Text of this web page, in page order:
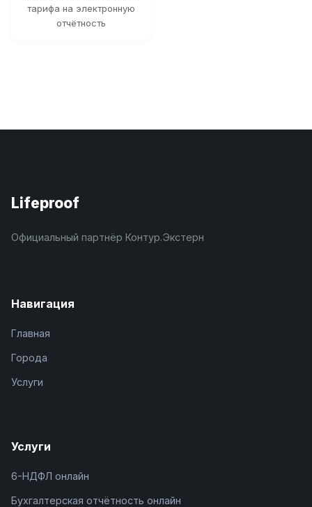
тарифа на электронную
отчётность
Lifeproof
Официальный партнёр Контур.Экстерн
Навигация
Главная
Города
Услуги
Услуги
6-НДФЛ онлайн
Бухгалтерская отчётность онлайн